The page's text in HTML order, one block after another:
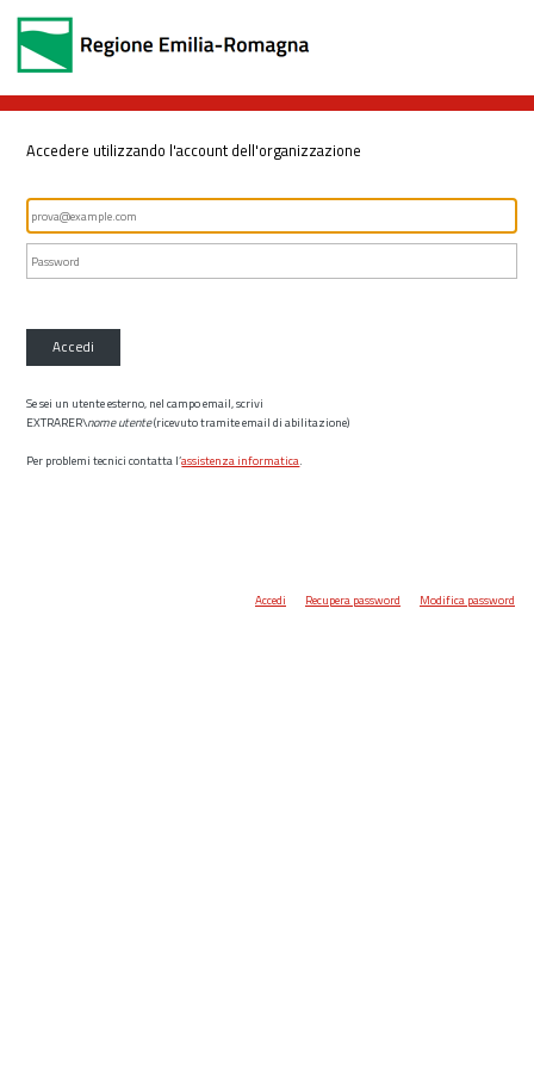
Accedere utilizzando l'account dell'organizzazione
Accedi
Se sei un utente esterno, nel campo email, scrivi
EXTRARER\nome utente(ricevuto tramite email di abilitazione)
Per problemi tecnici contatta l’assistenza informatica.
Accedi Recupera password Modifica password